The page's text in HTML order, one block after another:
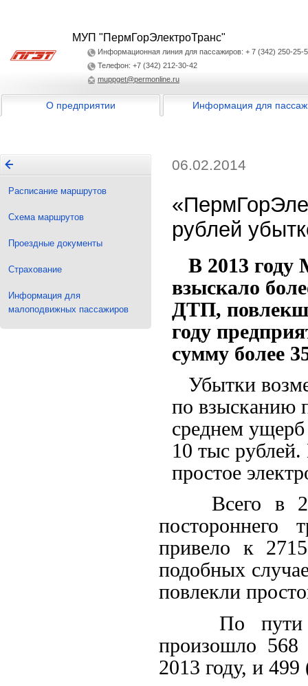
МУП "ПермГорЭлектроТранс"
Информационная линия для пассажиров: + 7 (342) 250-25-
Телефон: +7 (342) 212-30-42
muppget@permonline.ru
О предприятии Информация для
Расписание маршрутов
Схема маршрутов
Проездные документы
Страхование
Информация для
малоподвижных пассажиров
06.02.2014
рублей
В 2013 году
взыскало
ДТП,
году
сумму более
Убытки
по взысканию
среднем
10 тыс рублей.
простое
Всего в
постороннего
привело к
подобных
повлекли
По пути
произошло 568
2013 году, и